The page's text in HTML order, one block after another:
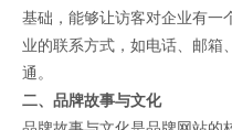
基础，能够让访客对企业有一
业的联系方式，如电话、邮箱
通。
二、品牌故事与文化